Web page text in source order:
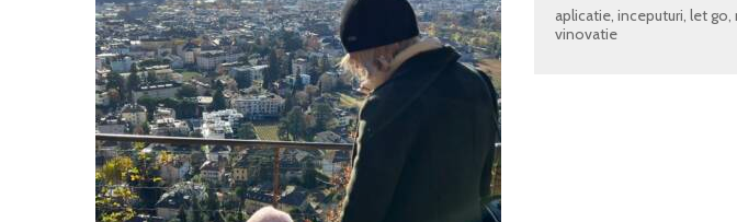
aplicatie, inceputuri let go
vinovatie